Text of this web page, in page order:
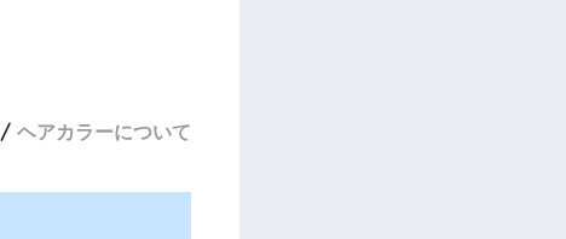
ヘアカラーについて